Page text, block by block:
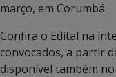
março, em Corumbá.
Confira o Edital na
convocados, a partir
disponível também